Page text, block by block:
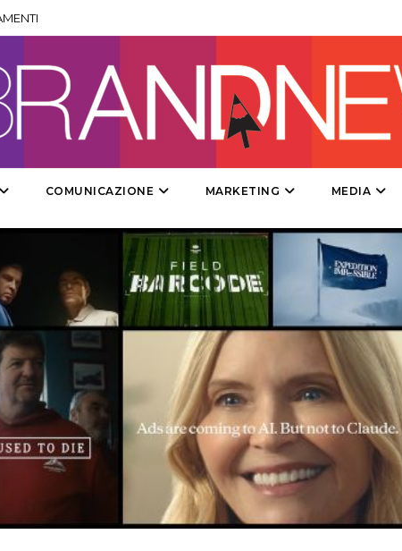
PREVISIONI/SCENARI
NORMATIVE
TREND
CASE HISTORY
OPINIONI
COMUNICAZIONE MARKETING MEDIA